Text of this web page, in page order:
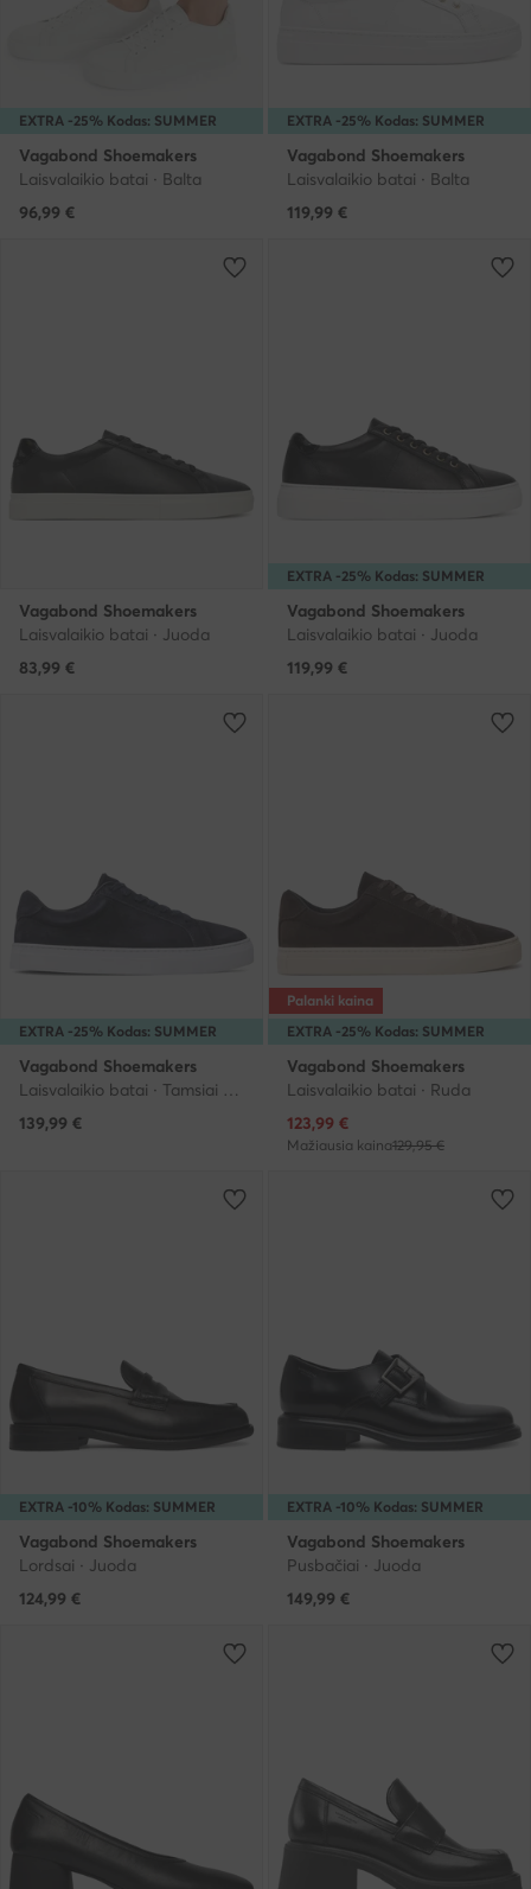
EXTRA -25% Kodas: SUMMER
Vagabond Shoemakers
Laisvalaikio batai · Balta
96,99 €
EXTRA -25% Kodas: SUMMER
Vagabond Shoemakers
Laisvalaikio batai · Balta
119,99 €
Vagabond Shoemakers
Laisvalaikio batai · Juoda
83,99 €
EXTRA -25% Kodas: SUMMER
Vagabond Shoemakers
Laisvalaikio batai · Juoda
119,99 €
EXTRA -25% Kodas: SUMMER
Vagabond Shoemakers
139,99 €
EXTRA -25% Kodas: SUMMER
Palanki kaina
Vagabond Shoemakers
Laisvalaikio batai · Ruda
Dabartinė kaina
123,99 €
Mažiausia kaina129,95 €
EXTRA -10% Kodas: SUMMER
Vagabond Shoemakers
Lordsai · Juoda
124,99 €
EXTRA -10% Kodas: SUMMER
Vagabond Shoemakers
Pusbačiai · Juoda
149,99 €